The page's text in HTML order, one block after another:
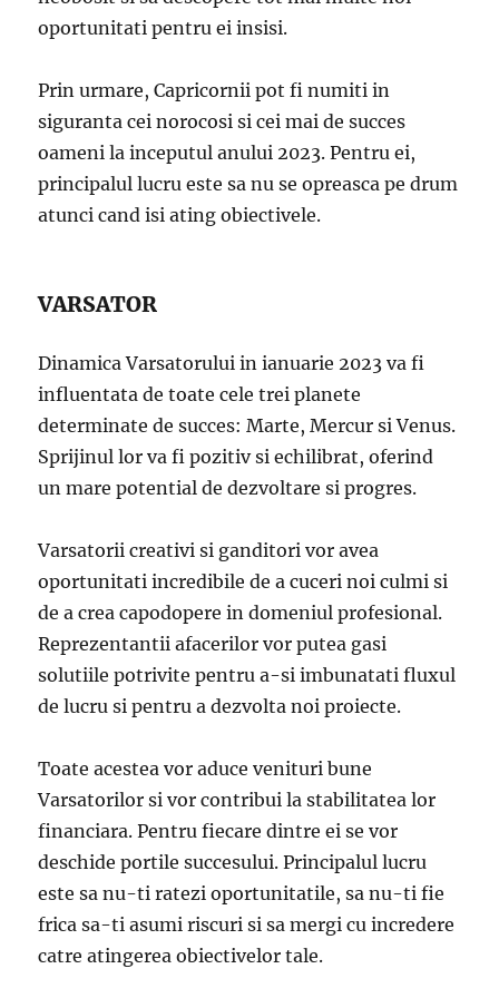
oportunitati pentru ei insisi.
Prin urmare, Capricornii pot fi numiti in
siguranta cei norocosi si cei mai de succes
oameni la inceputul anului 2023. Pentru ei,
principalul lucru este sa nu se opreasca pe drum
atunci cand isi ating obiectivele.
VARSATOR
Dinamica Varsatorului in ianuarie 2023 va fi
influentata de toate cele trei planete
determinate de succes: Marte, Mercur si Venus.
Sprijinul lor va fi pozitiv si echilibrat, oferind
un mare potential de dezvoltare si progres.
Varsatorii creativi si ganditori vor avea
oportunitati incredibile de a cuceri noi culmi si
de a crea capodopere in domeniul profesional.
Reprezentantii afacerilor vor putea gasi
solutiile potrivite pentru a-si imbunatati fluxul
de lucru si pentru a dezvolta noi proiecte.
Toate acestea vor aduce venituri bune
Varsatorilor si vor contribui la stabilitatea lor
financiara. Pentru fiecare dintre ei se vor
deschide portile succesului. Principalul lucru
este sa nu-ti ratezi oportunitatile, sa nu-ti fie
frica sa-ti asumi riscuri si sa mergi cu incredere
catre atingerea obiectivelor tale.